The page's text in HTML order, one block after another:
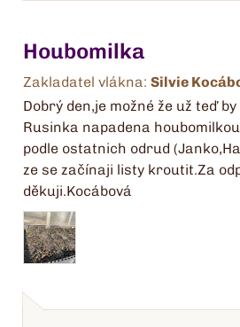
Houbomilka
Zakladatel vlákna: Silvie
Dobrý den,je možné že už teď
Rusinka napadena
podle ostatnich odrud
ze se začínaji listy kroutit.Za
děkuji.Kocábová